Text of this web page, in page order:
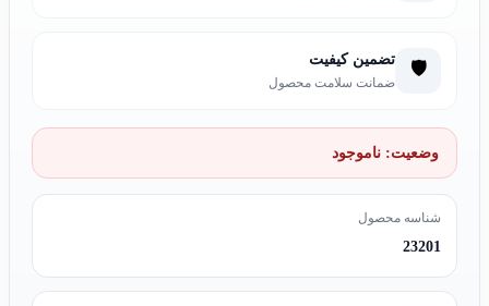
🛡️ تضمین کیفیت
ضمانت سلامت محصول
وضعیت: ناموجود
شناسه محصول
23201